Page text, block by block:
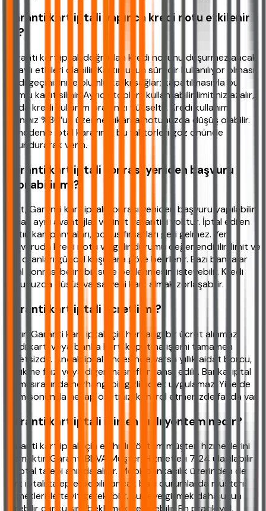
Garanti kart iptali yapınca kredi notu etkilenir
mi?
Garanti kart iptali doğrudan kredi notunu düşürmez ancak
dolaylı etkileri olabilir. Kartın uzun süredir kullanılıyor olması
kredi geçmişinize olumlu katkı sağlar; kapatılmasıyla bu
olumlu kayıt silinir. Ayrıca toplam kullanılabilir limitiniz azalır,
bu da kredi kullanım oranınızı yükseltir. Kredi kullanım
oranınız %30’un üzerine çıkarsa notunuzda düşüş olabilir.
Bu nedenle iptal kararınızı bu faktörleri göz önünde
bulundurarak verin.
Garanti kart iptali sonrası yeniden başvuru
yapılabilir mi?
Evet, Garanti kart iptali sonrası yeniden başvuru yapılabilir
ancak aynı avantajlar ve limit garantisi yoktur. İptal edilen
kartın kampanyaları, bonus fırsatları geri gelmez. Yeni
başvuruda kredi notu ve gelir durumu değerlendirilir, limit ve
faiz oranları güncel koşullara göre belirlenir. Bazı bankalar
iptal sonrası belirli bir süre beklenmesini isteyebilir. Kredi
notunuzda düşüş varsa yeni kart almak zorlaşabilir.
Garanti kart iptali ücretli mi?
Hayır, Garanti kart iptali için herhangi bir ücret alınmaz.
Kredi kartı veya banka kartı kapatma işlemi tamamen
ücretsizdir. Ancak iptal öncesinde varsa yıllık aidat borcu,
gecikme faizi veya diğer masraflar tahsil edilir. Banka, iptal
işlemi sırasında herhangi bir gizli ücret uygulamaz. Yine de
işlem sonunda hesap özetinizi kontrol etmenizde fayda var.
Garanti kart iptali için en hızlı yöntem nedir?
Garanti kart iptali için en hızlı yöntem müşteri hizmetlerini
aramaktır. Garanti BBVA Müşteri Hizmetleri 7/24 ulaşılabilir
ve iptal talebi anında alınır. Mobil bankacılık üzerinden de
kart iptali talep edilebilir ancak bazı durumlarda müşteri
hizmetleri ile teyit gerekebilir. Şubeye gitmek daha uzun
sürebilir çünkü sıra beklemek gerekebilir. En pratik yol,